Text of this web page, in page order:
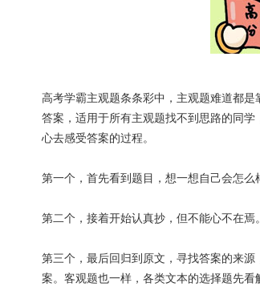
高考学霸主观题条条彩中，主观题难道都
答案，适用于所有主观题找不到思路的同
心去感受答案的过程。
第一个，首先看到题目，想一想自己会怎么
第二个，接着开始认真抄，但不能心不在焉。
第三个，最后回归到原文，寻找答案的来
案。客观题也一样，各类文本的选择题先